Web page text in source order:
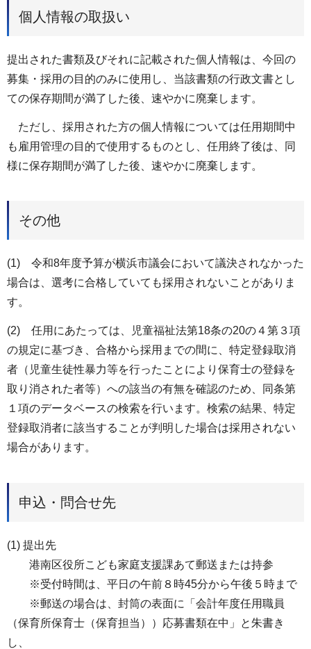
個人情報の取扱い
提出された書類及びそれに記載された個人情報は、今回の
募集・採用の目的のみに使用し、当該書類の行政文書とし
ての保存期間が満了した後、速やかに廃棄します。
ただし、採用された方の個人情報については任用期間中
も雇用管理の目的で使用するものとし、任用終了後は、同
様に保存期間が満了した後、速やかに廃棄します。
その他
(1) 令和8年度予算が横浜市議会において議決されなかった
場合は、選考に合格していても採用されないことがありま
す。
(2) 任用にあたっては、児童福祉法第18条の20の４第３項
の規定に基づき、合格から採用までの間に、特定登録取消
者（児童生徒性暴力等を行ったことにより保育士の登録を
取り消された者等）への該当の有無を確認のため、同条第
１項のデータベースの検索を行います。検索の結果、特定
登録取消者に該当することが判明した場合は採用されない
場合があります。
申込・問合せ先
(1) 提出先
港南区役所こども家庭支援課あて郵送または持参
※受付時間は、平日の午前８時45分から午後５時まで
※郵送の場合は、封筒の表面に「会計年度任用職員
（保育所保育士（保育担当））応募書類在中」と朱書き
し、